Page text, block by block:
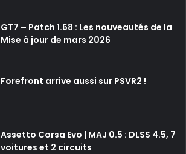
GT7 – Patch 1.68 : Les nouveautés de la
Mise à jour de mars 2026
Forefront arrive aussi sur PSVR2 !
Assetto Corsa Evo | MAJ 0.5 : DLSS 4.5, 7
voitures et 2 circuits